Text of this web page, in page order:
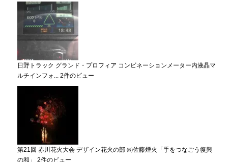
日野トラック グランド・プロフィア コンビネーションメーター内液晶マ
ルチインフォ... 2件のビュー
第21回 赤川花火大会 デザイン花火の部 ㈱佐藤煙火「手をつなごう復興
の和」
2件のビュー